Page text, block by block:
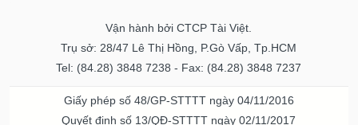
Vận hành bởi CTCP Tài Việt.
Trụ sở: 28/47 Lê Thị Hồng, P.Gò Vấp, Tp.HCM
Tel: (84.28) 3848 7238 - Fax: (84.28) 3848 7237
Giấy phép số 48/GP-STTTT ngày 04/11/2016
Quyết định số 13/QĐ-STTTT ngày 02/11/2017